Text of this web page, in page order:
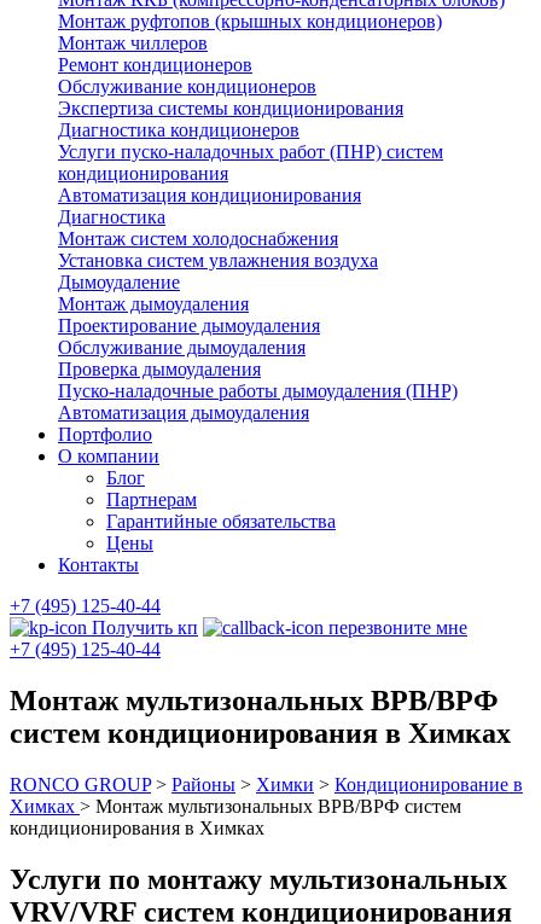
Монтаж руфтопов (крышных кондиционеров)
Монтаж чиллеров
Ремонт кондиционеров
Обслуживание кондиционеров
Экспертиза системы кондиционирования
Диагностика кондиционеров
Услуги пуско-наладочных работ (ПНР) систем
кондиционирования
Автоматизация кондиционирования
Диагностика
Монтаж систем холодоснабжения
Установка систем увлажнения воздуха
Дымоудаление
Монтаж дымоудаления
Проектирование дымоудаления
Обслуживание дымоудаления
Проверка дымоудаления
Пуско-наладочные работы дымоудаления (ПНР)
Автоматизация дымоудаления
Портфолио
О компании
Блог
Партнерам
Гарантийные обязательства
Цены
Контакты
+7 (495) 125-40-44
Получить кп
перезвоните мне
+7 (495) 125-40-44
Монтаж мультизональных ВРВ/ВРФ
систем кондиционирования в Химках
RONCO GROUP> Районы > Химки > Кондиционирование в
Химках > Монтаж мультизональных ВРВ/ВРФ систем
кондиционирования в Химках
Услуги по монтажу мультизональных
VRV/VRF систем кондиционирования